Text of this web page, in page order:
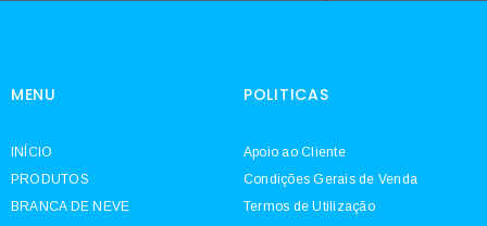
MENU
INÍCIO
PRODUTOS
BRANCA DE NEVE
POLITICAS
Apoio ao Cliente
Condições Gerais de Venda
Termos de Utilização